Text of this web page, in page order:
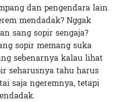
dan pengendara lain.
mendadak? Nggak
sang sopir sengaja?
sopir memang suka
sebenarnya kalau lihat
seharusnya tahu harus
saja ngeremnya, tetapi